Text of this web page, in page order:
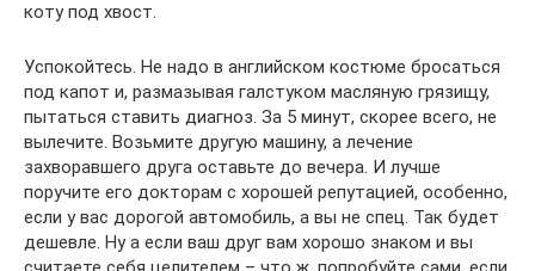
коту под хвост.
Успокойтесь. Не надо в английском костюме бросаться
под капот и, размазывая галстуком масляную грязищу,
пытаться ставить диагноз. За 5 минут, скорее всего, не
вылечите. Возьмите другую машину, а лечение
захворавшего друга оставьте до вечера. И лучше
поручите его докторам с хорошей репутацией, особенно,
если у вас дорогой автомобиль, а вы не спец. Так будет
дешевле. Ну а если ваш друг вам хорошо знаком и вы